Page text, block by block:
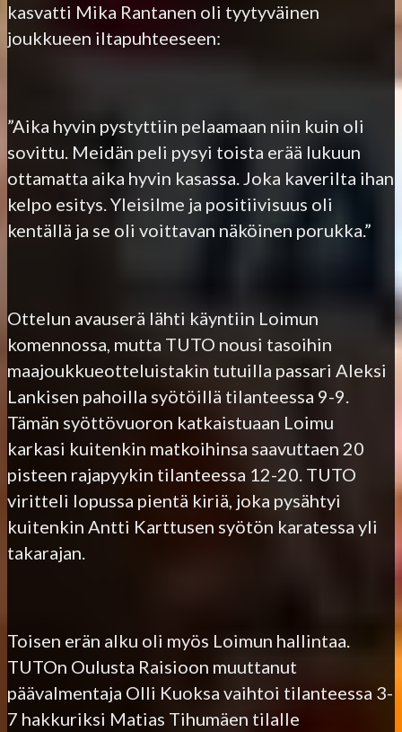
kasvatti Mika Rantanen oli tyytyväinen
joukkueen iltapuhteeseen:
”Aika hyvin pystyttiin pelaamaan niin kuin oli
sovittu. Meidän peli pysyi toista erää lukuun
ottamatta aika hyvin kasassa. Joka kaverilta ihan
kelpo esitys. Yleisilme ja positiivisuus oli
kentällä ja se oli voittavan näköinen porukka.”
Ottelun avauserä lähti käyntiin Loimun
komennossa, mutta TUTO nousi tasoihin
maajoukkueotteluistakin tutuilla passari Aleksi
Lankisen pahoilla syötöillä tilanteessa 9-9.
Tämän syöttövuoron katkaistuaan Loimu
karkasi kuitenkin matkoihinsa saavuttaen 20
pisteen rajapyykin tilanteessa 12-20. TUTO
viritteli lopussa pientä kiriä, joka pysähtyi
kuitenkin Antti Karttusen syötön karatessa yli
takarajan.
Toisen erän alku oli myös Loimun hallintaa.
TUTOn Oulusta Raisioon muuttanut
päävalmentaja Olli Kuoksa vaihtoi tilanteessa 3-
7 hakkuriksi Matias Tihumäen tilalle